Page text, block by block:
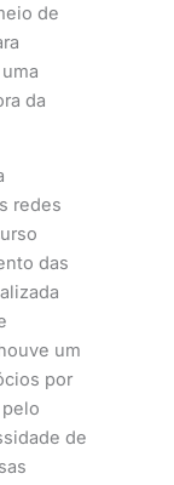
de
da
redes
das
um
por
de